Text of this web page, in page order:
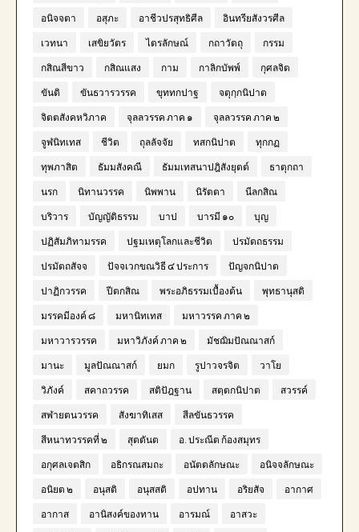
อนิจจตา อสุภะ อาชีวปรสุทธิศีล อินทรียสังวรศีล
เวทนา เสขิยวัตร ไตรลักษณ์ กถาวัตถุ กรรม
กสิณสีขาว กสิณแสง กาม กาลิกบัพพ์ กุศลจิต
ขันติ ขันธวารวรรค ขุททกปาฐ จตุกฺกนิปาต
จิตตสังคหวิภาค จุลลวรรค ภาค ๑ จุลลวรรค ภาค ๒
จูฬนิทเทส ชีวิต ถุลลัจจัย ทสกนิปาต ทุกกฏ
ทุพภาสิต ธัมมสังคณี ธัมมเทสนาปฎิสังยุตต์ ธาตุกถา
นรก นิทานวรรค นิพพาน นิรัตตา นีลกสิณ
บริวาร บัญญัติธรรม บาป บารมี ๑๐ บุญ
ปฏิสัมภิทามรรค ปฐมเหตุโลกและชีวิต ปรมัตถธรรม
ปรมัตถสัจจ ปัจจเวกขณวิธี ๔ ประการ ปัญจกนิปาต
ปาฏิกวรรค ปีตกสิณ พระอภิธรรมเบื้องต้น พุทธานุสติ
มรรคมีองค์ ๘ มหานิทเทส มหาวรรค ภาค ๒
มหาวารวรรค มหาวิภังค์ ภาค ๒ มัชฌิมปัณณาสก์
มานะ มูลปัณณาสก์ ยมก รูปาวจรจิต วาโย
วิภังค์ สคาถวรรค สติปัฎฐาน สตฺตกนิปาต สวรรค์
สฬายตนวรรค สังฆาทิเสส สีลขันธวรรค
สีหนาทวรรคที่ ๒ สุตตันต อ. ประณีต ก้องสมุทร
อกุศลเจตสิก อธิกรณสมถะ อนัตตลักษณะ อนิจจลักษณะ
อนิยต ๒ อนุสติ อนุสสติ อปทาน อริยสัจ อากาศ
อากาส อานิสงค์ของทาน อารมณ์ อาสวะ